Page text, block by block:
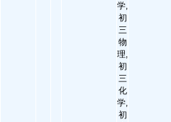
学,
初
三
物
理,
初
三
化
学,
初